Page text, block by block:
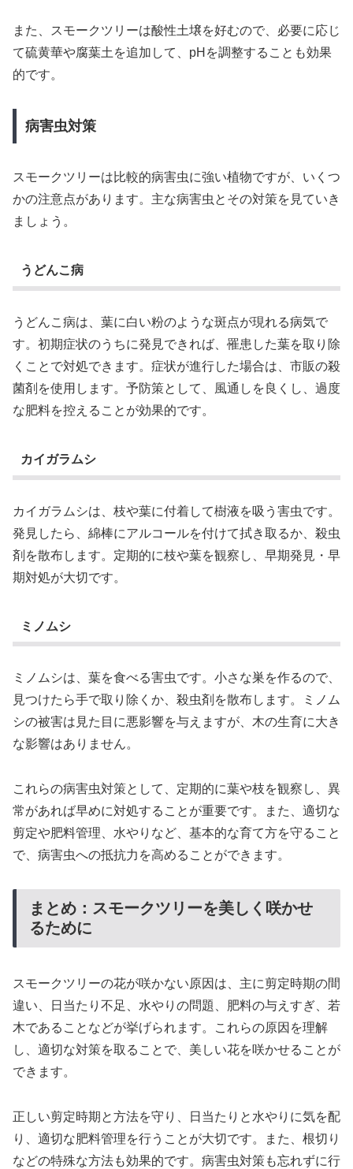
また、スモークツリーは酸性土壌を好むので、必要に応じ
て硫黄華や腐葉土を追加して、pHを調整することも効果
的です。
病害虫対策
スモークツリーは比較的病害虫に強い植物ですが、いくつ
かの注意点があります。主な病害虫とその対策を見ていき
ましょう。
うどんこ病
うどんこ病は、葉に白い粉のような斑点が現れる病気で
す。初期症状のうちに発見できれば、罹患した葉を取り除
くことで対処できます。症状が進行した場合は、市販の殺
菌剤を使用します。予防策として、風通しを良くし、過度
な肥料を控えることが効果的です。
カイガラムシ
カイガラムシは、枝や葉に付着して樹液を吸う害虫です。
発見したら、綿棒にアルコールを付けて拭き取るか、殺虫
剤を散布します。定期的に枝や葉を観察し、早期発見・早
期対処が大切です。
ミノムシ
ミノムシは、葉を食べる害虫です。小さな巣を作るので、
見つけたら手で取り除くか、殺虫剤を散布します。ミノム
シの被害は見た目に悪影響を与えますが、木の生育に大き
な影響はありません。
これらの病害虫対策として、定期的に葉や枝を観察し、異
常があれば早めに対処することが重要です。また、適切な
剪定や肥料管理、水やりなど、基本的な育て方を守ること
で、病害虫への抵抗力を高めることができます。
まとめ：スモークツリーを美しく咲かせ
るために
スモークツリーの花が咲かない原因は、主に剪定時期の間
違い、日当たり不足、水やりの問題、肥料の与えすぎ、若
木であることなどが挙げられます。これらの原因を理解
し、適切な対策を取ることで、美しい花を咲かせることが
できます。
正しい剪定時期と方法を守り、日当たりと水やりに気を配
り、適切な肥料管理を行うことが大切です。また、根切り
などの特殊な方法も効果的です。病害虫対策も忘れずに行